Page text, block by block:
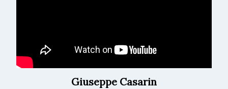
Giuseppe Casarin